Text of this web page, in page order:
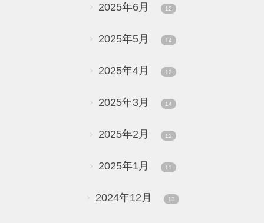
2025年6月 12
2025年5月 14
2025年4月 12
2025年3月 14
2025年2月 12
2025年1月 11
2024年12月 13